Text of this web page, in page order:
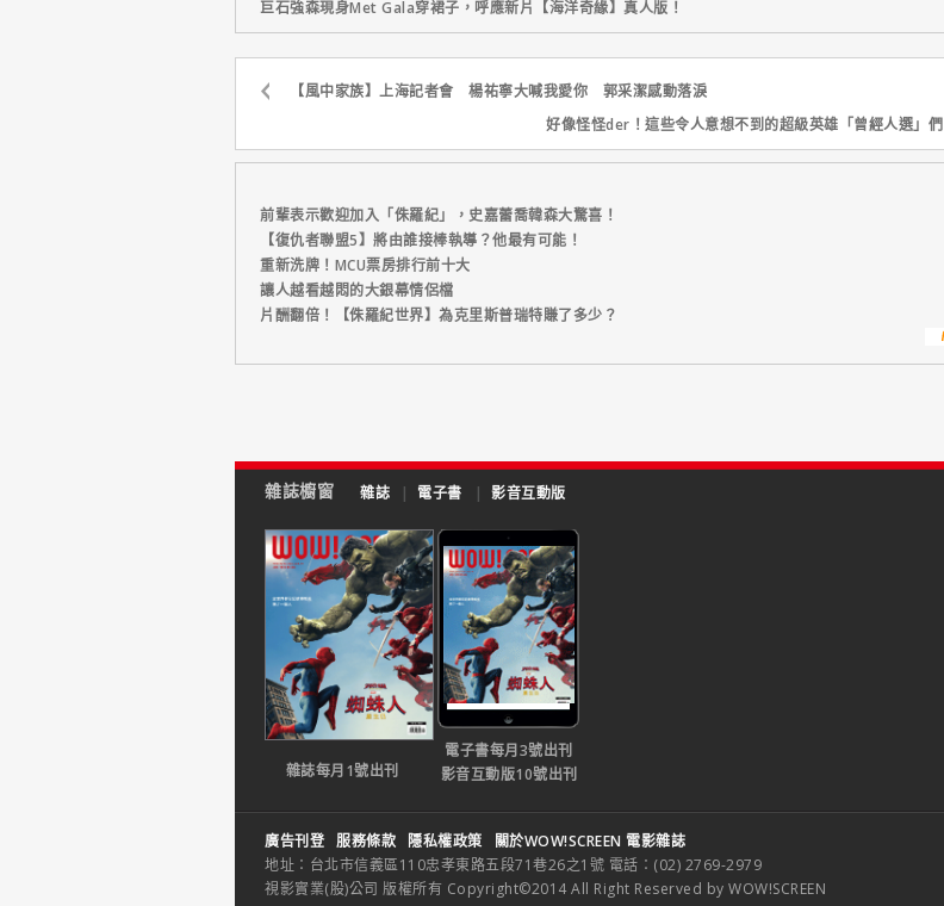
巨石強森現身Met Gala穿裙子，呼應新片【海洋奇緣】真人版！
【風中家族】上海記者會 楊祐寧大喊我愛你 郭采潔感動落淚
好像怪怪der！這些令人意想不到的超級英雄「曾經人選」們
前輩表示歡迎加入「侏羅紀」，史嘉蕾喬韓森大驚喜！
【復仇者聯盟5】將由誰接棒執導？他最有可能！
重新洗牌！MCU票房排行前十大
讓人越看越悶的大銀幕情侶檔
片酬翻倍！【侏羅紀世界】為克里斯普瑞特賺了多少？
雜誌櫥窗 雜誌 | 電子書 | 影音互動版
雜誌每月1號出刊
電子書每月3號出刊
影音互動版10號出刊
廣告刊登 服務條款 隱私權政策
關於WOW!SCREEN 電影雜誌
地址：台北市信義區110忠孝東路五段71巷26之1號 電話：(02) 2769-2979
視影實業(股)公司 版權所有 Copyright©2014 All Right Reserved by WOW!SCREEN